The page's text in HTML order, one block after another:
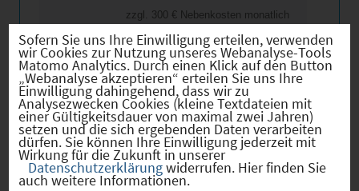
zzgl. 300 € Nebenkosten monatlich
zzgl. 40 € Parkplatz
zzgl. 60 € Strom
Die Räume eignen sich ideal für
Praxis-, Therapie- oder Büronutzung.
Sofern Sie uns Ihre Einwilligung erteilen, verwenden
wir Cookies zur Nutzung unseres Webanalyse-Tools
Matomo Analytics. Durch einen Klick auf den Button
„Webanalyse akzeptieren“ erteilen Sie uns Ihre
Einwilligung dahingehend, dass wir zu
Analysezwecken Cookies (kleine Textdateien mit
einer Gültigkeitsdauer von maximal zwei Jahren)
setzen und die sich ergebenden Daten verarbeiten
dürfen. Sie können Ihre Einwilligung jederzeit mit
Wirkung für die Zukunft in unserer
Datenschutzerklärungwiderrufen. Hier finden Sie
auch weitere Informationen.